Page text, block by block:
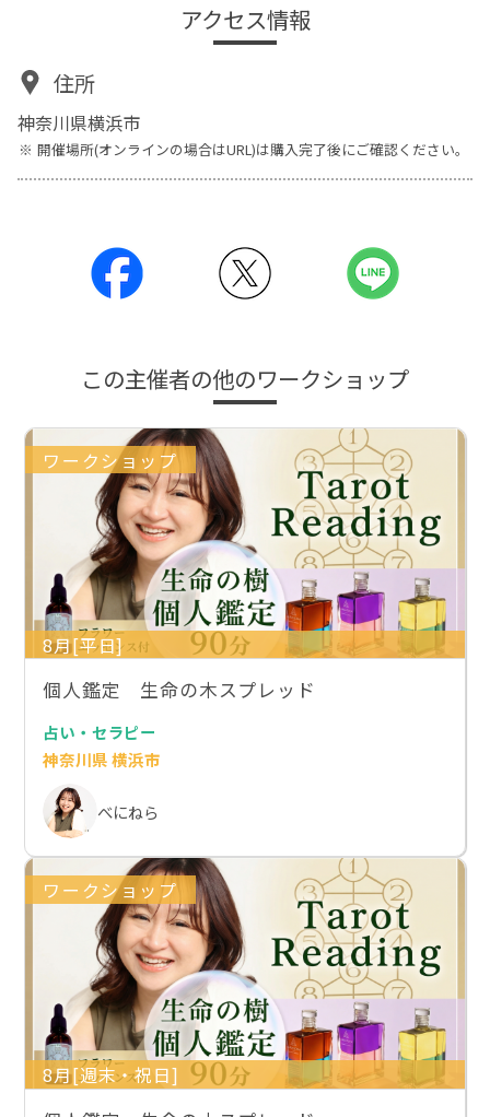
アクセス情報
住所
神奈川県横浜市
開催場所(オンラインの場合はURL)は購入完了後にご確認ください。
この主催者の他のワークショップ
ワークショップ
8月[平日]
個人鑑定 生命の木スプレッド
占い・セラピー
神奈川県 横浜市
べにねら
ワークショップ
8月[週末・祝日]